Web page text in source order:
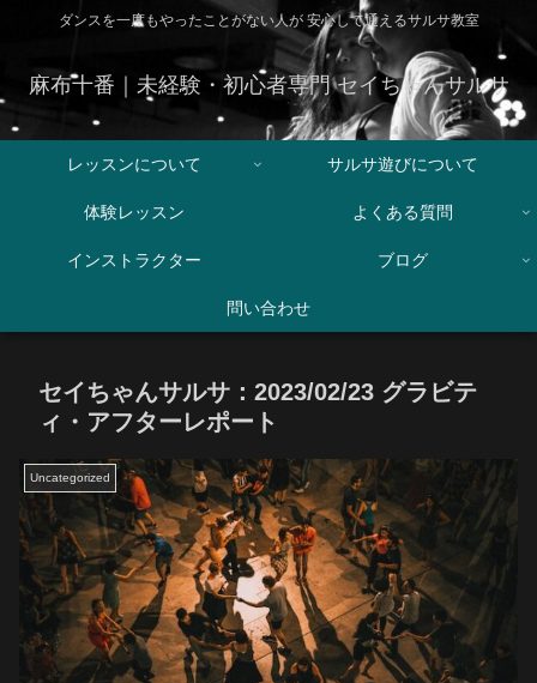
ダンスを一度もやったことがない人が 安心して通えるサルサ教室
麻布十番｜未経験・初心者専門 セイちゃんサルサ
レッスンについて サルサ遊びについて
体験レッスン よくある質問
インストラクター ブログ
問い合わせ
セイちゃんサルサ：2023/02/23 グラビテ
ィ・アフターレポート
Uncategorized